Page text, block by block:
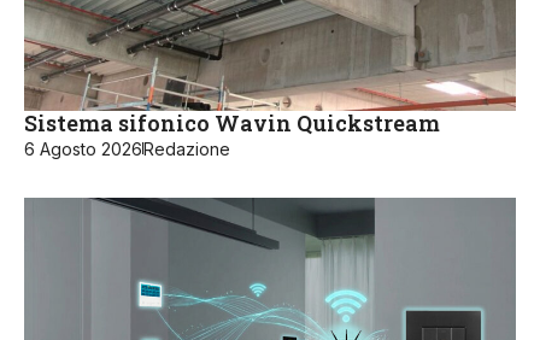
Sistema sifonico Wavin Quickstream
6 Agosto 2026Redazione